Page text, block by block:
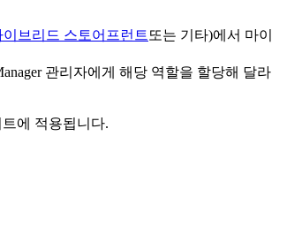
이브리드 스토어프런트 또는 기타)에서 마이
관리자에게 해당 역할을 할당해 달라
에 적용됩니다.